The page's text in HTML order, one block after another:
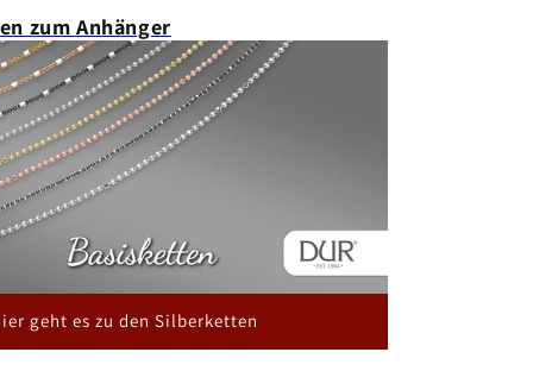
zum Anhänger
geht es zu den Silberketten